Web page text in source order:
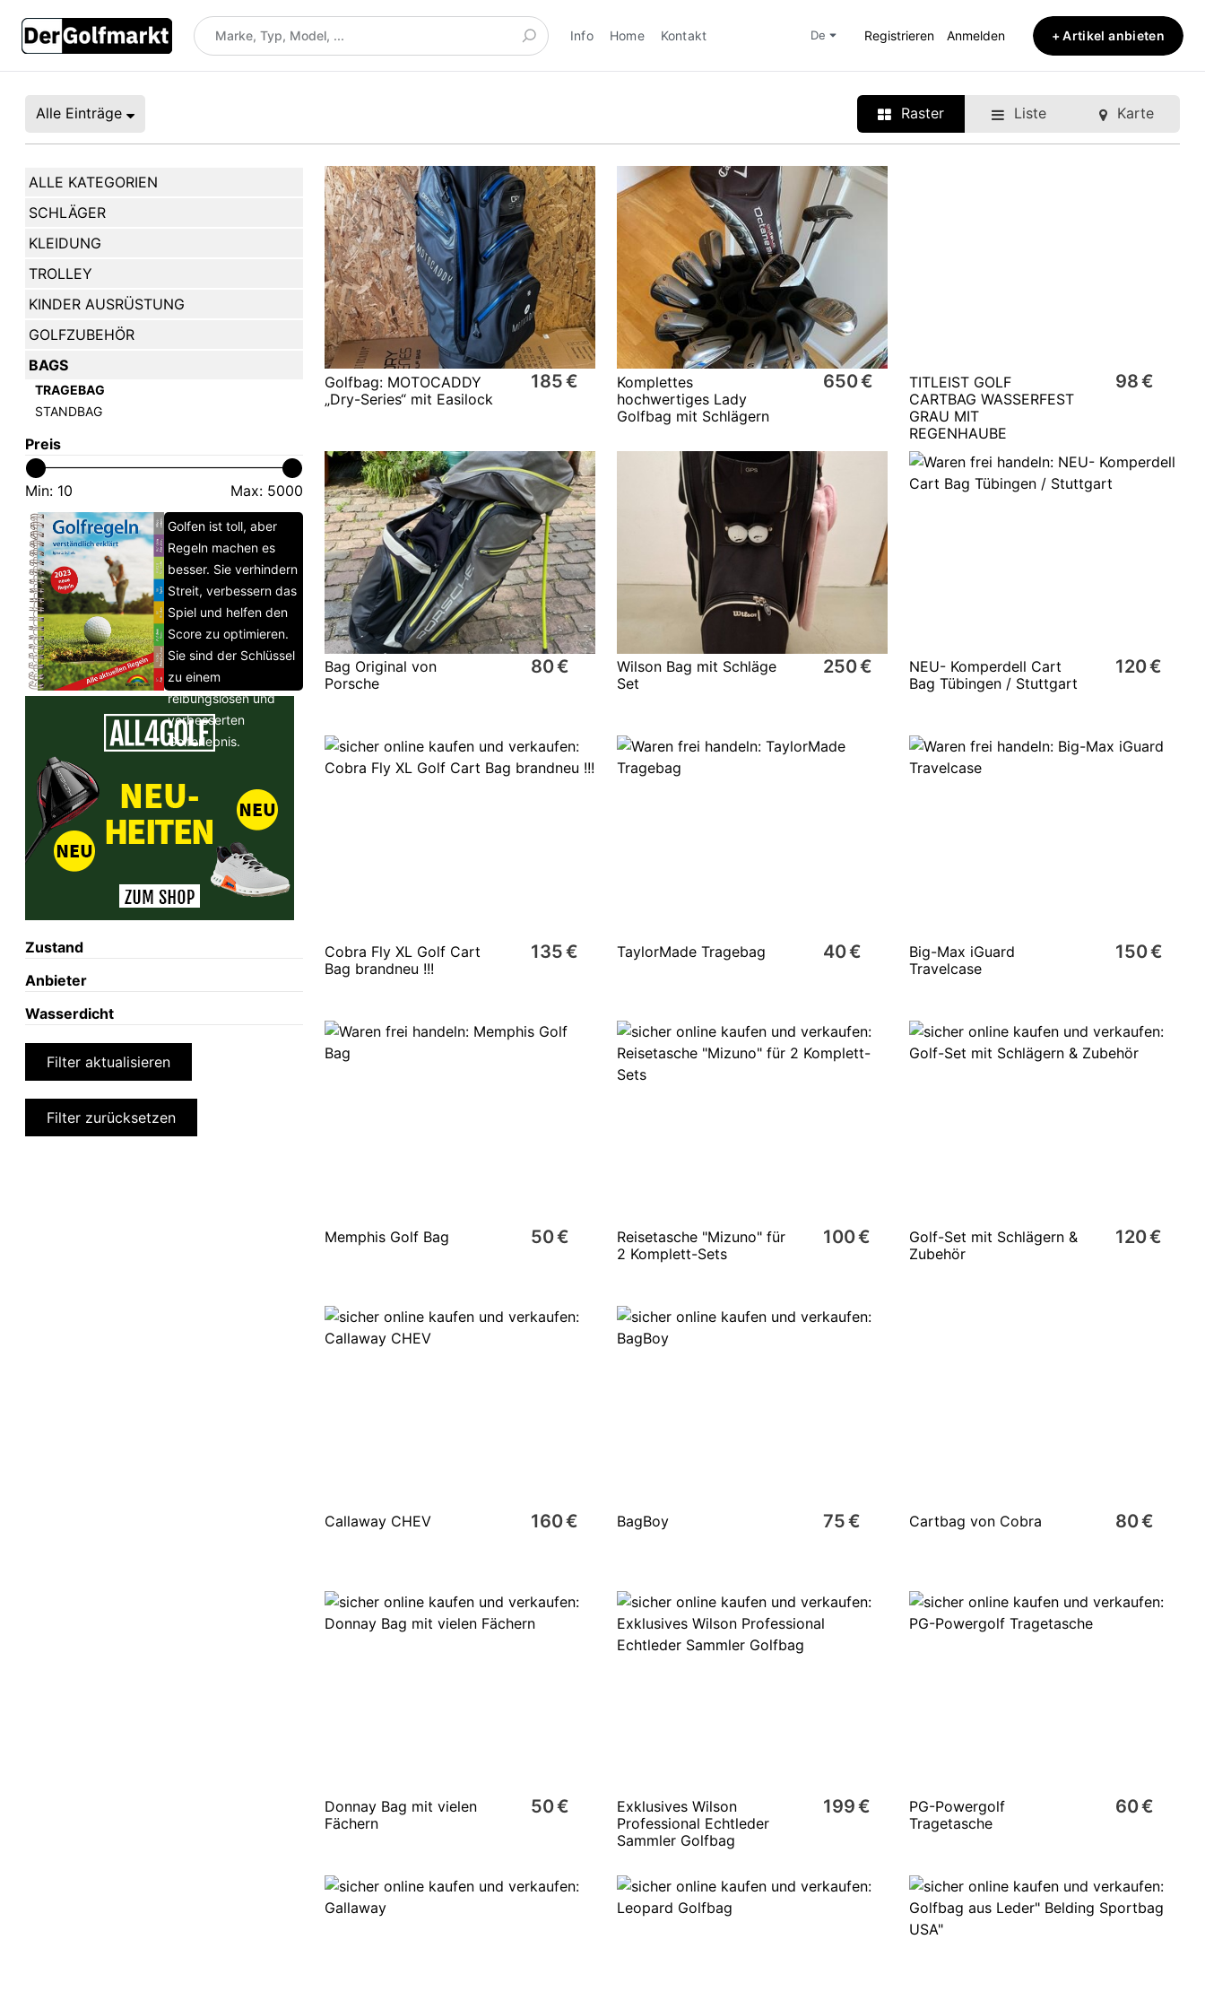
Info Home Kontakt de Registrieren Anmelden + Artikel anbieten
Raster Liste Karte
Alle Einträge
ALLE KATEGORIEN
SCHLÄGER
KLEIDUNG
TROLLEY
KINDER AUSRÜSTUNG
GOLFZUBEHÖR
BAGS
TRAGEBAG
STANDBAG
Preis
Min: 10 Max: 5000
Golfen ist toll, aber
Regeln machen es
besser. Sie verhindern
Streit, verbessern das
Spiel und helfen den
Score zu optimieren.
Sie sind der Schlüssel
zu einem
reibungslosen und
verbesserten
Golferlebnis.
Zustand
Anbieter
Wasserdicht
Filter aktualisieren
Filter zurücksetzen
Golfbag: MOTOCADDY
„Dry-Series“ mit Easilock
185 €
Komplettes
hochwertiges Lady
Golfbag mit Schlägern
650 €
TITLEIST GOLF
CARTBAG WASSERFEST
GRAU MIT
REGENHAUBE
98 €
Bag Original von
Porsche
80 €
Wilson Bag mit Schläge
Set
250 €
NEU- Komperdell Cart
Bag Tübingen / Stuttgart
120 €
Cobra Fly XL Golf Cart
Bag brandneu !!!
135 € TaylorMade Tragebag 40 €
Big-Max iGuard
Travelcase
150 €
Memphis Golf Bag 50 €
Reisetasche "Mizuno" für
2 Komplett-Sets
100 €
Golf-Set mit Schlägern &
Zubehör
120 €
Callaway CHEV 160 € BagBoy 75 € Cartbag von Cobra 80 €
Donnay Bag mit vielen
Fächern
50 €
Exklusives Wilson
Professional Echtleder
Sammler Golfbag
199 €
PG-Powergolf
Tragetasche
60 €